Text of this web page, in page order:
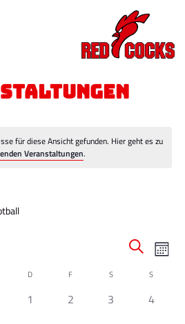
für diese Ansicht gefunden. Hier geht es zu
Veranstaltungen.
und
SucheMonat
D F S S
0
1
0
2
0
3
0
4